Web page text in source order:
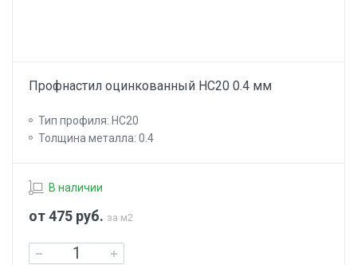
Профнастил оцинкованный НС20 0.4 мм
Тип профиля: НС20
Толщина металла: 0.4
В наличии
от 475 руб. за м2